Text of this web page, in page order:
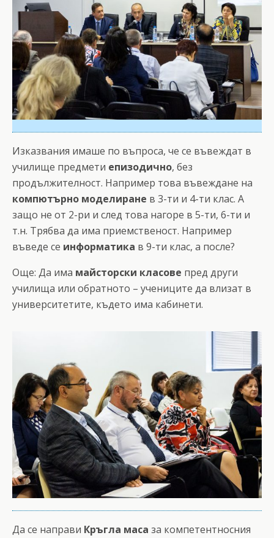
Изказвания имаше по въпроса, че се въвеждат в
училище предмети епизодично, без
продължителност. Например това въвеждане на
компютърно моделиране в 3-ти и 4-ти клас. А
защо не от 2-ри и след това нагоре в 5-ти, 6-ти и
т.н. Трябва да има приемственост. Например
въведе се информатика в 9-ти клас, а после?
Още: Да има майсторски класове пред други
училища или обратното – учениците да влизат в
университетите, където има кабинети.
Да се направи Кръгла маса за компетентносния